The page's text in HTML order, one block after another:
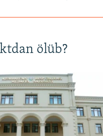
720p 1080p
ölüb?